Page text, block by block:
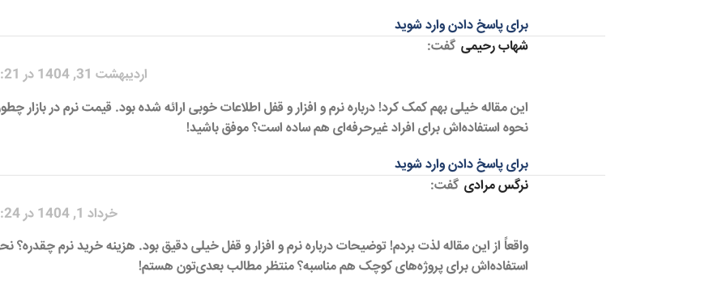
برای پاسخ دادن وارد شوید
شهاب رحیمی گفت:
اردیبهشت 31, 1404 در 1:21 ق.ظ
این مقاله خیلی بهم کمک کرد! درباره نرم و افزار و قفل اطلاعات خوبی ارائه شده بود. قیمت نرم در بازار
نحوه استفاده‌اش برای افراد غیرحرفه‌ای هم ساده است؟ موفق باشید!
برای پاسخ دادن وارد شوید
نرگس مرادی گفت:
خرداد 1, 1404 در 3:24 ق.ظ
واقعاً از این مقاله لذت بردم! توضیحات درباره نرم و افزار و قفل خیلی دقیق بود. هزینه خرید نرم چقدره؟
استفاده‌اش برای پروژه‌های کوچک هم مناسبه؟ منتظر مطالب بعدی‌تون هستم!